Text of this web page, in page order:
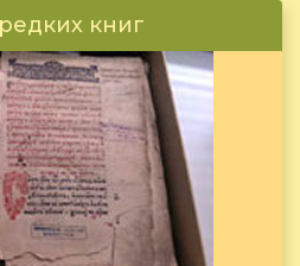
книг